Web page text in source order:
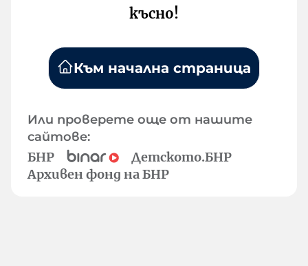
късно!
Към начална страница
Или проверете още от нашите
сайтове:
БНР
Детското.БНР
Архивен фонд на БНР